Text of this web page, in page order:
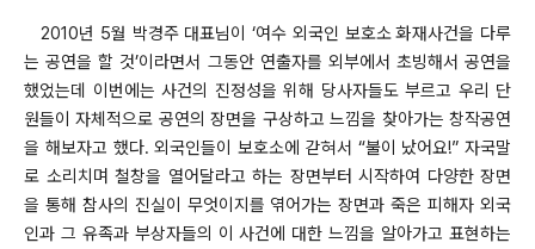
2010년 5월 박경주 대표님이 ‘여수 외국인 보호소 화재사건을 다루
는 공연을 할 것’이라면서 그동안 연출자를 외부에서 초빙해서 공연을
했었는데 이번에는 사건의 진정성을 위해 당사자들도 부르고 우리 단
원들이 자체적으로 공연의 장면을 구상하고 느낌을 찾아가는 창작공연
을 해보자고 했다. 외국인들이 보호소에 갇혀서 “불이 났어요!” 자국말
로 소리치며 철창을 열어달라고 하는 장면부터 시작하여 다양한 장면
을 통해 참사의 진실이 무엇이지를 엮어가는 장면과 죽은 피해자 외국
인과 그 유족과 부상자들의 이 사건에 대한 느낌을 알아가고 표현하는